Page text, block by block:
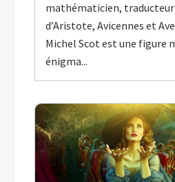
mathématicien, traducteur
d’Aristote, Avicennes et
Michel Scot est une figure
énigma...